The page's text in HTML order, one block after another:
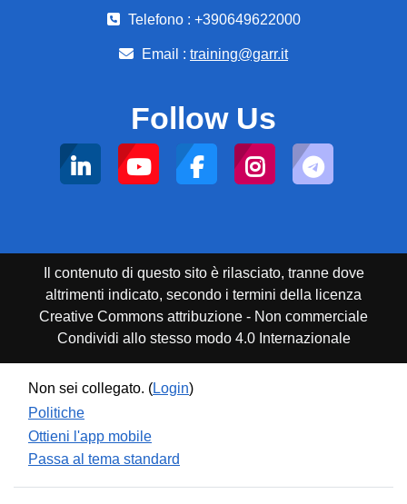
Telefono : +390649622000
Email : training@garr.it
Follow Us
Il contenuto di questo sito è rilasciato, tranne dove
altrimenti indicato, secondo i termini della licenza
Creative Commons attribuzione - Non commerciale
Condividi allo stesso modo 4.0 Internazionale
Non sei collegato. (Login)
Politiche
Ottieni l'app mobile
Passa al tema standard